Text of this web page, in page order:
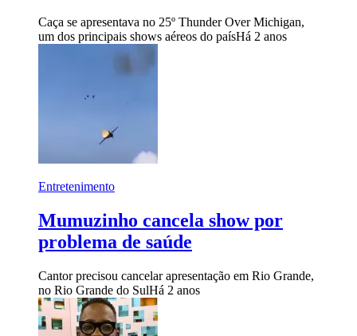
Caça se apresentava no 25º Thunder Over Michigan,
um dos principais shows aéreos do paísHá 2 anos
Entretenimento
Mumuzinho cancela show por
problema de saúde
Cantor precisou cancelar apresentação em Rio Grande,
no Rio Grande do SulHá 2 anos